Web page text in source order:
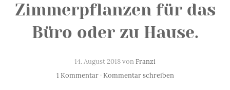
Zimmerpflanzen für das
Büro oder zu Hause.
14. August 2018 vonFranzi
1 Kommentar· Kommentar schreiben